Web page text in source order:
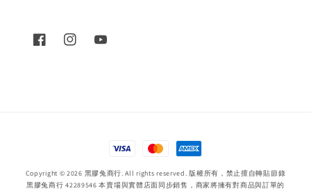
Copyright © 2026 黑膠兔商行. All rights reserved. 版權所有，禁止擅自轉貼節錄
黑膠兔商行 42289546 本賣場與實體店面同步銷售，商家將擁有對商品與訂單的